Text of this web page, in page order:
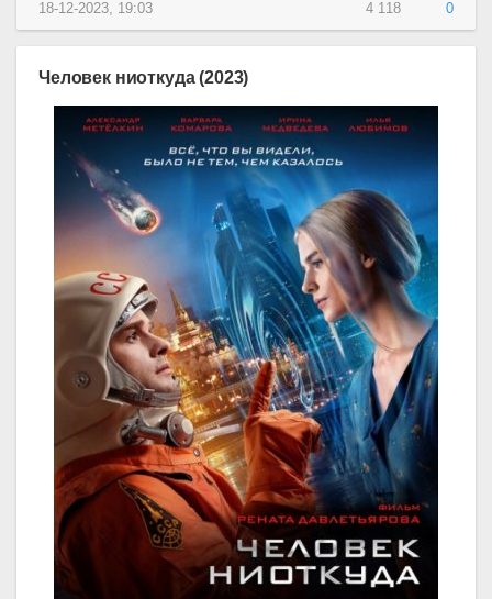
4 118 0
18-12-2023, 19:03
Человек ниоткуда (2023)